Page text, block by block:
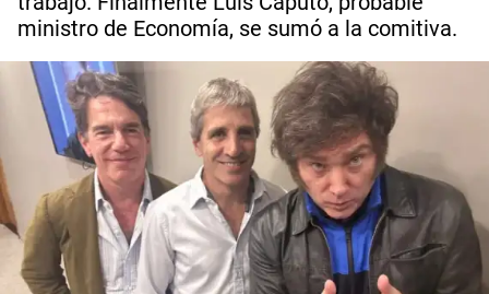
ministro de Economía, se sumó a la comitiva.